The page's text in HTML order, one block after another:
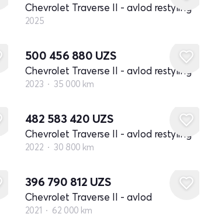
Chevrolet Traverse II - avlod restyling
2025
500 456 880 UZS
Chevrolet Traverse II - avlod restyling
2023 35 000 km
482 583 420 UZS
Chevrolet Traverse II - avlod restyling
2022 30 800 km
396 790 812 UZS
Chevrolet Traverse II - avlod
2021 62 000 km